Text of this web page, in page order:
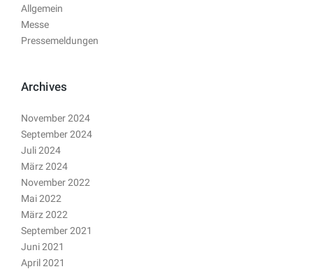
Allgemein
Messe
Pressemeldungen
Archives
November 2024
September 2024
Juli 2024
März 2024
November 2022
Mai 2022
März 2022
September 2021
Juni 2021
April 2021